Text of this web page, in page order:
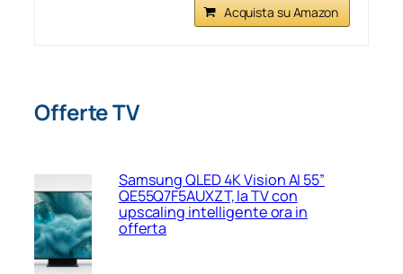
Acquista su Amazon
Offerte TV
Samsung QLED 4K Vision AI 55”
QE55Q7F5AUXZT, la TV con
upscaling intelligente ora in
offerta